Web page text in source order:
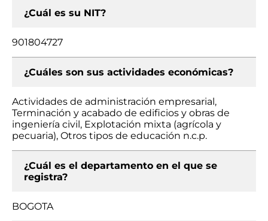
¿Cuál es su NIT?
901804727
¿Cuáles son sus actividades económicas?
Actividades de administración empresarial,
Terminación y acabado de edificios y obras de
ingeniería civil, Explotación mixta (agrícola y
pecuaria), Otros tipos de educación n.c.p.
¿Cuál es el departamento en el que se
registra?
BOGOTA